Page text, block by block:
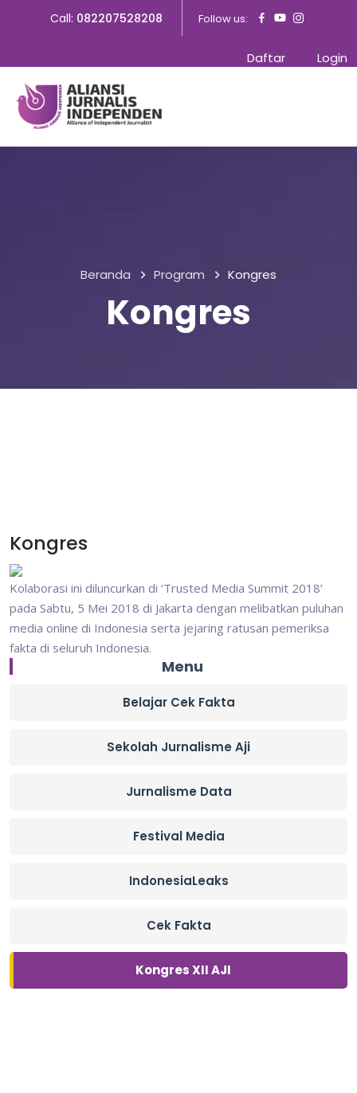
Call: 082207528208 Follow us:
Daftar Login
Beranda Program Kongres
Kongres
Kongres
Kolaborasi ini diluncurkan di ‘Trusted Media Summit 2018’
pada Sabtu, 5 Mei 2018 di Jakarta dengan melibatkan puluhan
media online di Indonesia serta jejaring ratusan pemeriksa
fakta di seluruh Indonesia.
Menu
Belajar Cek Fakta
Sekolah Jurnalisme Aji
Jurnalisme Data
Festival Media
IndonesiaLeaks
Cek Fakta
Kongres XII AJI